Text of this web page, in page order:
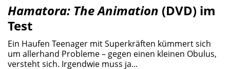
Hamatora: The Animation (DVD) im
Test
Ein Haufen Teenager mit Superkräften kümmert sich
um allerhand Probleme – gegen einen kleinen Obulus,
versteht sich. Irgendwie muss ja...